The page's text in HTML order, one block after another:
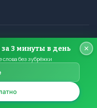
права защищены.
запрещено.
3 минуты в день
слова без зубрёжки